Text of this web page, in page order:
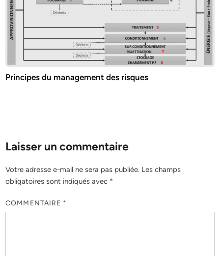
Principes du management des risques
Laisser un commentaire
Votre adresse e-mail ne sera pas publiée. Les champs
obligatoires sont indiqués avec *
COMMENTAIRE *